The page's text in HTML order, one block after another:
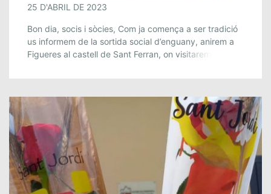
25 D'ABRIL DE 2023
Bon dia, socis i sòcies, Com ja comença a ser tradició
us informem de la sortida social d’enguany, anirem a
Figueres al castell de Sant Ferran, on visitarem el